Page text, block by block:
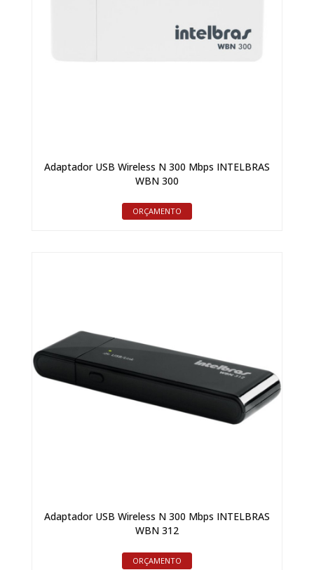
Adaptador USB Wireless N 300 Mbps INTELBRAS
WBN 300
ORÇAMENTO
Adaptador USB Wireless N 300 Mbps INTELBRAS
WBN 312
ORÇAMENTO